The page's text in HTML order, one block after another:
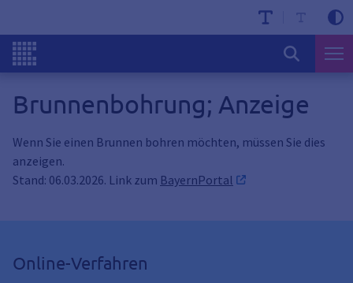
Brunnenbohrung; Anzeige
Wenn Sie einen Brunnen bohren möchten, müssen Sie dies
anzeigen.
Stand: 06.03.2026. Link zum BayernPortal
Online-Verfahren